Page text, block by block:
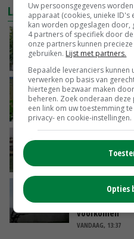
LAATSTE NIEUWS
Zeer lage
juli ooit
VANDAAG, 13:55
Brittany
Ierland en
voorkomen
VANDAAG, 13:37
Uw persoonsgegevens
apparaat (cookies, unieke
kan worden opgeslagen
4 partners of specifiek door
onze partners kunnen
gebruiken. Lijst met partners.
Bepaalde leveranciers kunnen
verwerken op basis van
hiertegen bezwaar maken
beheren. Zoek onderaan
een link om uw toestemming
privacy- en cookie-instellingen.
Opties